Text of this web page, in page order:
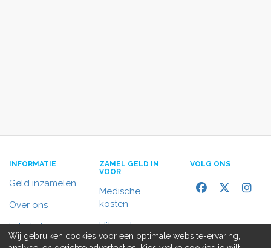
INFORMATIE
Geld inzamelen
Over ons
In het nieuws
ZAMEL GELD IN
VOOR
Medische
kosten
Uitvaart
VOLG ONS
Wij gebruiken cookies voor een optimale website-ervaring,